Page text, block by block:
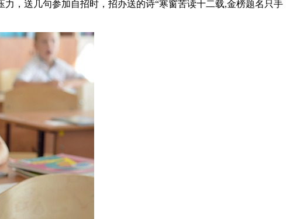
，送几句参加自招时，招办送的诗“寒窗苦读十二载,金榜题名只手